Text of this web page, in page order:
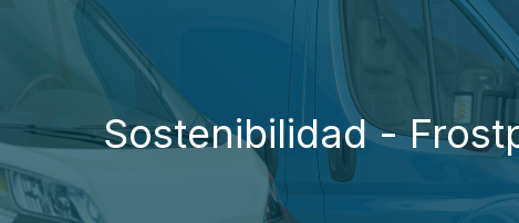
Sostenibilidad -